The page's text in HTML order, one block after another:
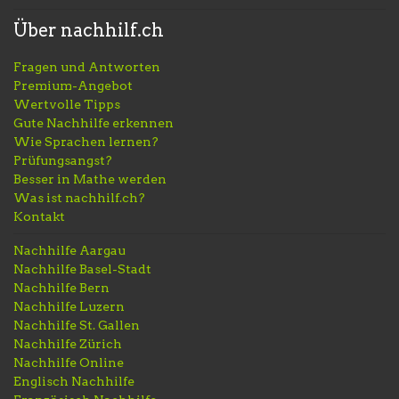
Über nachhilf.ch
Fragen und Antworten
Premium-Angebot
Wertvolle Tipps
Gute Nachhilfe erkennen
Wie Sprachen lernen?
Prüfungsangst?
Besser in Mathe werden
Was ist nachhilf.ch?
Kontakt
Nachhilfe Aargau
Nachhilfe Basel-Stadt
Nachhilfe Bern
Nachhilfe Luzern
Nachhilfe St. Gallen
Nachhilfe Zürich
Nachhilfe Online
Englisch Nachhilfe